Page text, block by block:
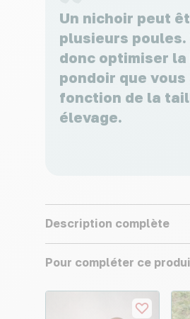
Un nichoir peut
plusieurs poules.
donc optimiser
pondoir que
fonction de la
élevage.
Description complète
Pour compléter ce